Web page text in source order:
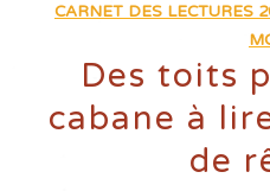
CARNET DES LECTURES
Des toits
cabane à
de